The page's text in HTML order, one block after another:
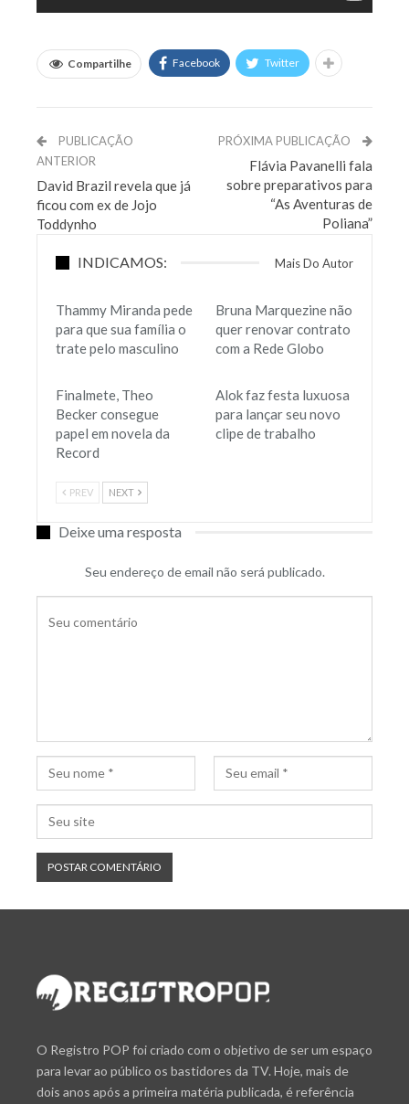
Compartilhe Facebook Twitter
PUBLICAÇÃO
ANTERIOR
David Brazil revela que já
ficou com ex de Jojo
Toddynho
PRÓXIMA PUBLICAÇÃO
Flávia Pavanelli fala
sobre preparativos para
“As Aventuras de
Poliana”
INDICAMOS: Mais Do Autor
Thammy Miranda pede
para que sua família o
trate pelo masculino
Bruna Marquezine não
quer renovar contrato
com a Rede Globo
Finalmete, Theo
Becker consegue
papel em novela da
Record
Alok faz festa luxuosa
para lançar seu novo
clipe de trabalho
PREV NEXT
Deixe uma resposta
Seu endereço de email não será publicado.
O Registro POP foi criado com o objetivo de ser um espaço
para levar ao público os bastidores da TV. Hoje, mais de
dois anos após a primeira matéria publicada, é referência